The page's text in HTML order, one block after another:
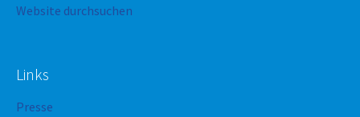
Website durchsuchen
Links
Presse